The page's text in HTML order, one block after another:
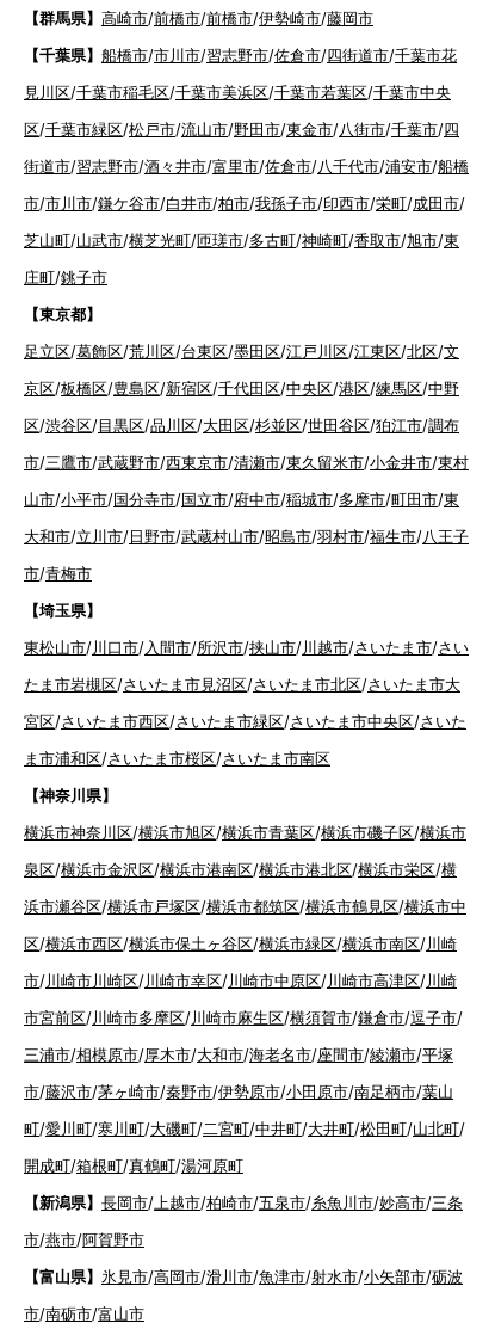
【群馬県】 高崎市/前橋市/前橋市/伊勢崎市/藤岡市
【千葉県】 船橋市/市川市/習志野市/佐倉市/四街道市/千葉市花
見川区/千葉市稲毛区/千葉市美浜区/千葉市若葉区/千葉市中央
区/千葉市緑区/松戸市/流山市/野田市/東金市/八街市/千葉市/四
街道市/習志野市/酒々井市/富里市/佐倉市/八千代市/浦安市/船橋
市/市川市/鎌ケ谷市/白井市/柏市/我孫子市/印西市/栄町/成田市/
芝山町/山武市/横芝光町/匝瑳市/多古町/神崎町/香取市/旭市/東
庄町/銚子市
【東京都】
足立区/葛飾区/荒川区/台東区/墨田区/江戸川区/江東区/北区/文
京区/板橋区/豊島区/新宿区/千代田区/中央区/港区/練馬区/中野
区/渋谷区/目黒区/品川区/大田区/杉並区/世田谷区/狛江市/調布
市/三鷹市/武蔵野市/西東京市/清瀬市/東久留米市/小金井市/東村
山市/小平市/国分寺市/国立市/府中市/稲城市/多摩市/町田市/東
大和市/立川市/日野市/武蔵村山市/昭島市/羽村市/福生市/八王子
市/青梅市
【埼玉県】
東松山市/川口市/入間市/所沢市/挟山市/川越市/さいたま市/さい
たま市岩槻区/さいたま市見沼区/さいたま市北区/さいたま市大
宮区/さいたま市西区/さいたま市緑区/さいたま市中央区/さいた
ま市浦和区/さいたま市桜区/さいたま市南区
【神奈川県】
横浜市神奈川区/横浜市旭区/横浜市青葉区/横浜市磯子区/横浜市
泉区/横浜市金沢区/横浜市港南区/横浜市港北区/横浜市栄区/横
浜市瀬谷区/横浜市戸塚区/横浜市都筑区/横浜市鶴見区/横浜市中
区/横浜市西区/横浜市保土ヶ谷区/横浜市緑区/横浜市南区/川崎
市/川崎市川崎区/川崎市幸区/川崎市中原区/川崎市高津区/川崎
市宮前区/川崎市多摩区/川崎市麻生区/横須賀市/鎌倉市/逗子市/
三浦市/相模原市/厚木市/大和市/海老名市/座間市/綾瀬市/平塚
市/藤沢市/茅ヶ崎市/秦野市/伊勢原市/小田原市/南足柄市/葉山
町/愛川町/寒川町/大磯町/二宮町/中井町/大井町/松田町/山北町/
開成町/箱根町/真鶴町/湯河原町
【新潟県】 長岡市/ 上越市/柏崎市/五泉市/糸魚川市/妙高市/三条
市/燕市/阿賀野市
【富山県】 氷見市/高岡市/滑川市/魚津市/射水市/小矢部市/砺波
市/南砺市/富山市